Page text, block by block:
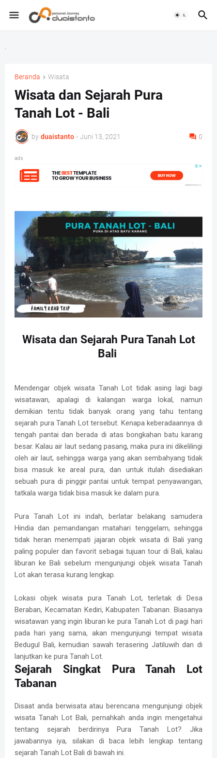
Beranda Wisata
Wisata dan Sejarah Pura
Tanah Lot - Bali
by duaistanto - Juni 13, 2021 0
ads
Wisata dan Sejarah Pura Tanah Lot
Bali
Mendengar objek wisata Tanah Lot tidak asing lagi bagi
wisatawan, apalagi di kalangan warga lokal, namun
demikian tentu tidak banyak orang yang tahu tentang
sejarah pura Tanah Lot tersebut. Kenapa keberadaannya di
tengah pantai dan berada di atas bongkahan batu karang
besar. Kalau air laut sedang pasang, maka pura ini dikelilingi
oleh air laut, sehingga warga yang akan sembahyang tidak
bisa masuk ke areal pura, dan untuk itulah disediakan
sebuah pura di pinggir pantai untuk tempat penyawangan,
tatkala warga tidak bisa masuk ke dalam pura.
Pura Tanah Lot ini indah, berlatar belakang samudera
Hindia dan pemandangan matahari tenggelam, sehingga
tidak heran menempati jajaran objek wisata di Bali yang
paling populer dan favorit sebagai tujuan tour di Bali, kalau
liburan ke Bali sebelum mengunjungi objek wisata Tanah
Lot akan terasa kurang lengkap.
Lokasi objek wisata pura Tanah Lot, terletak di Desa
Beraban, Kecamatan Kediri, Kabupaten Tabanan. Biasanya
wisatawan yang ingin liburan ke pura Tanah Lot di pagi hari
pada hari yang sama, akan mengunjungi tempat wisata
Bedugul Bali, kemudian sawah terasering Jatiluwih dan di
lanjutkan ke pura Tanah Lot.
Sejarah Singkat Pura Tanah Lot
Tabanan
Disaat anda berwisata atau berencana mengunjungi objek
wisata Tanah Lot Bali, pernahkah anda ingin mengetahui
tentang sejarah berdirinya Pura Tanah Lot? Jika
jawabannya iya, silakan di baca lebih lengkap tentang
sejarah Tanah Lot Bali di bawah ini.